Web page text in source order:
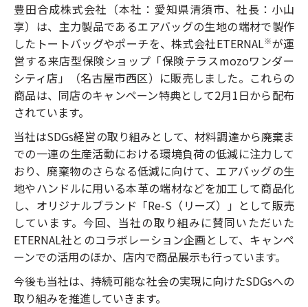
豊田合成株式会社（本社：愛知県清須市、社長：小山
享）は、主力製品であるエアバッグの生地の端材で製作
したトートバッグやポーチを、株式会社ETERNAL※が運
営する来店型保険ショップ「保険テラスmozoワンダー
シティ店」（名古屋市西区）に販売しました。これらの
商品は、同店のキャンペーン特典として2月1日から配布
されています。
当社はSDGs経営の取り組みとして、材料調達から廃棄ま
での一連の生産活動における環境負荷の低減に注力して
おり、廃棄物のさらなる低減に向けて、エアバッグの生
地やハンドルに用いる本革の端材などを加工して商品化
し、オリジナルブランド「Re-S（リーズ）」として販売
しています。今回、当社の取り組みに賛同いただいた
ETERNAL社とのコラボレーション企画として、キャンペ
ーンでの活用のほか、店内で商品展示も行っています。
今後も当社は、持続可能な社会の実現に向けたSDGsへの
取り組みを推進していきます。